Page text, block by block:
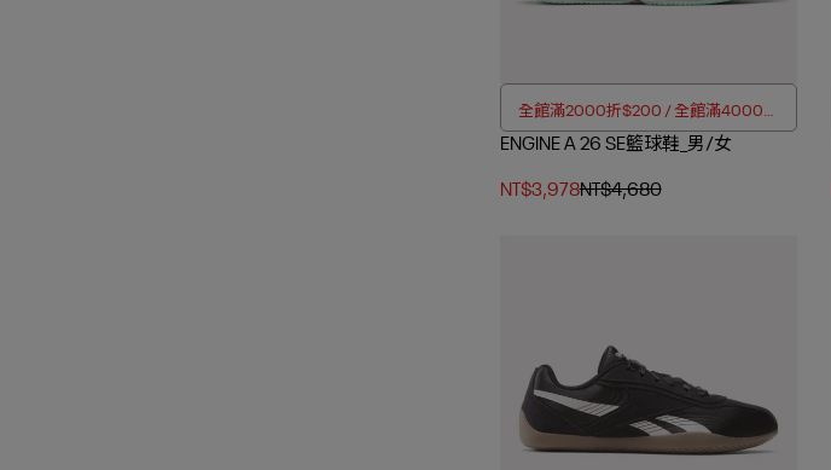
全館滿2000折$200 / 全館滿4000折
$350
ENGINE A 26 SE籃球鞋_男/女
NT$3,978NT$4,680